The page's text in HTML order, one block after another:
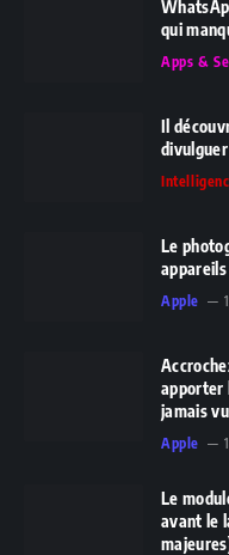
qui
Apps &
Il
divulguer
Le
appareils
Apple
apporter
jamais
Apple
Le
avant le